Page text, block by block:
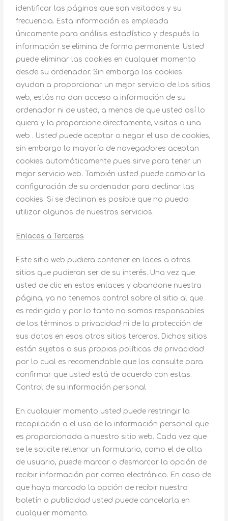
identificar las páginas que son visitadas y su
frecuencia. Esta información es empleada
únicamente para análisis estadístico y después la
información se elimina de forma permanente. Usted
puede eliminar las cookies en cualquier momento
desde su ordenador. Sin embargo las cookies
ayudan a proporcionar un mejor servicio de los sitios
web, estás no dan acceso a información de su
ordenador ni de usted, a menos de que usted así lo
quiera y la proporcione directamente, visitas a una
web . Usted puede aceptar o negar el uso de cookies,
sin embargo la mayoría de navegadores aceptan
cookies automáticamente pues sirve para tener un
mejor servicio web. También usted puede cambiar la
configuración de su ordenador para declinar las
cookies. Si se declinan es posible que no pueda
utilizar algunos de nuestros servicios.
Enlaces a Terceros
Este sitio web pudiera contener en laces a otros
sitios que pudieran ser de su interés. Una vez que
usted de clic en estos enlaces y abandone nuestra
página, ya no tenemos control sobre al sitio al que
es redirigido y por lo tanto no somos responsables
de los términos o privacidad ni de la protección de
sus datos en esos otros sitios terceros. Dichos sitios
están sujetos a sus propias políticas de privacidad
por lo cual es recomendable que los consulte para
confirmar que usted está de acuerdo con estas.
Control de su información personal
En cualquier momento usted puede restringir la
recopilación o el uso de la información personal que
es proporcionada a nuestro sitio web. Cada vez que
se le solicite rellenar un formulario, como el de alta
de usuario, puede marcar o desmarcar la opción de
recibir información por correo electrónico. En caso de
que haya marcado la opción de recibir nuestro
boletín o publicidad usted puede cancelarla en
cualquier momento.